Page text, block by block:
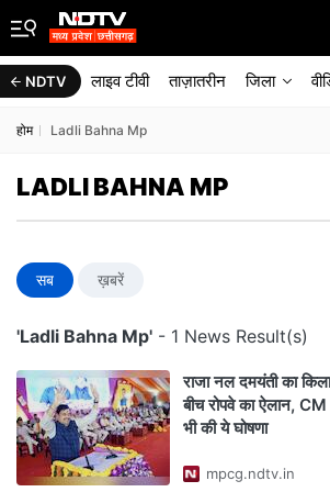
NDTV लाइव टीवी ताज़ातरीन जिला
होम Ladli Bahna Mp
LADLI BAHNA MP
सब ख़बरें
'Ladli Bahna Mp' - 1 News Result(s)
राजा नल दमयंती का
बीच रोपवे का ऐलान,
भी की ये घोषणा
mpcg.ndtv.in